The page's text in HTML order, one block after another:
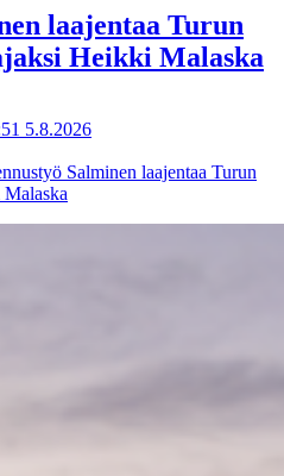
laajentaa Turun
Heikki Malaska
5.8.2026
Salminen laajentaa Turun